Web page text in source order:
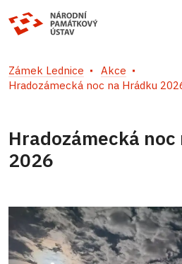
Zámek Lednice
Akce
Hradozámecká noc na Hrádku
Hradozámecká noc
2026